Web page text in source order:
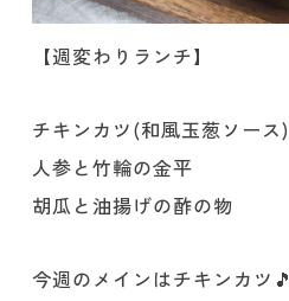
【週変わりランチ】
チキンカツ(和風玉葱ソース)
人参と竹輪の金平
胡瓜と油揚げの酢の物
今週のメインはチキンカツ🎵